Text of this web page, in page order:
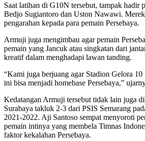
Saat latihan di G10N tersebut, tampak hadir
Bedjo Sugiantoro dan Uston Nawawi.
pengarahan kepada para pemain Persebaya.
Armuji juga mengimbau agar pemain
pemain yang Jancuk atau singkatan dari
kreatif dalam menghadapi lawan tanding.
“Kami juga berjuang agar Stadion Gelora
ini bisa menjadi homebase Persebaya,”
Kedatangan Armuji tersebut tidak lain juga
Surabaya takluk 2-3 dari PSIS Semarang
2021-2022. Aji Santoso sempat menyoroti
pemain intinya yang membela Timnas
faktor kekalahan Persebaya.